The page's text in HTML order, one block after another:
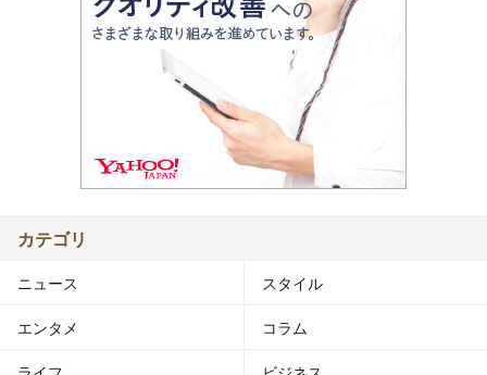
カテゴリ
ニュース スタイル
エンタメ コラム